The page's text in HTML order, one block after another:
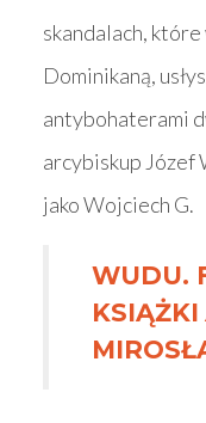
skandalach,
Dominikaną,
antybohaterami
arcybiskup Józef
jako Wojciech G.
WUDU.
KSIĄŻKI